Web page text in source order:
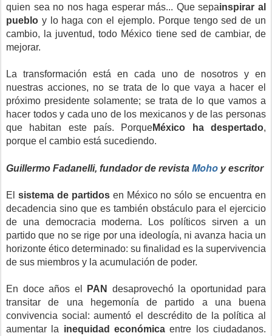
quien sea no nos haga esperar más... Que sepainspirar al
pueblo y lo haga con el ejemplo. Porque tengo sed de un
cambio, la juventud, todo México tiene sed de cambiar, de
mejorar.
La transformación está en cada uno de nosotros y en
nuestras acciones, no se trata de lo que vaya a hacer el
próximo presidente solamente; se trata de lo que vamos a
hacer todos y cada uno de los mexicanos y de las personas
que habitan este país. PorqueMéxico ha despertado,
porque el cambio está sucediendo.
Guillermo Fadanelli, fundador de revista Moho y escritor
El sistema de partidosen México no sólo se encuentra en
decadencia sino que es también obstáculo para el ejercicio
de una democracia moderna. Los políticos sirven a un
partido que no se rige por una ideología, ni avanza hacia un
horizonte ético determinado: su finalidad es la supervivencia
de sus miembros y la acumulación de poder.
En doce años el PAN
desaprovechó la oportunidad para
transitar de una hegemonía de partido a una buena
convivencia social: aumentó el descrédito de la política al
aumentar la inequidad económica entre los ciudadanos.